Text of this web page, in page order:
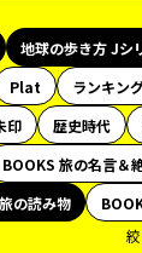
地球の歩き方 Jシ
Plat
ランキン
印 歴史時代
BOOKS 旅の名言＆
の読み物